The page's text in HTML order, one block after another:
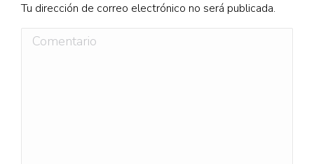
Tu dirección de correo electrónico no será publicada.
Comentario